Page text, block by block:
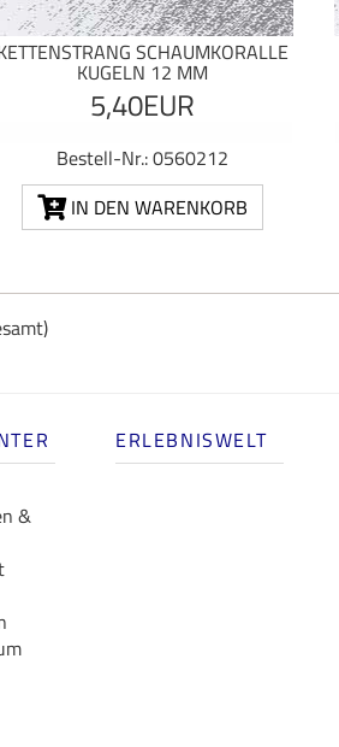
SCHAUMKORALLE
KUGELN 12 MM
5,40EUR
Bestell-Nr.: 0560212
IN DEN WARENKORB
&
ERLEBNISWELT